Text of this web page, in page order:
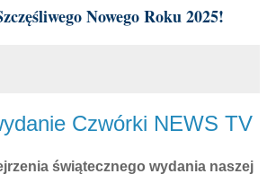
Nowego Roku 2025!
Czwórki NEWS TV
świątecznego wydania naszej